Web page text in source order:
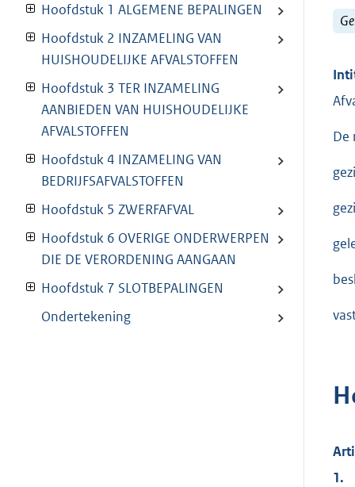
Hoofdstuk 1 ALGEMENE BEPALINGEN
Hoofdstuk 2 INZAMELING VAN
HUISHOUDELIJKE AFVALSTOFFEN
Hoofdstuk 3 TER INZAMELING
AANBIEDEN VAN HUISHOUDELIJKE
AFVALSTOFFEN
Hoofdstuk 4 INZAMELING VAN
BEDRIJFSAFVALSTOFFEN
Hoofdstuk 5 ZWERFAFVAL
Hoofdstuk 6 OVERIGE ONDERWERPEN
DIE DE VERORDENING AANGAAN
Hoofdstuk 7 SLOTBEPALINGEN
Ondertekening
De
1.